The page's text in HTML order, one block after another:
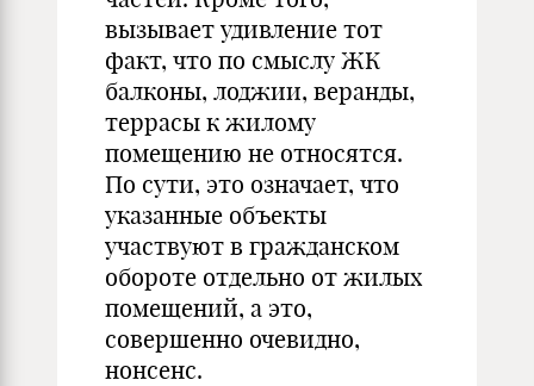
вызывает удивление тот
факт, что по смыслу ЖК
балконы, лоджии, веранды,
террасы к жилому
помещению не относятся.
По сути, это означает, что
указанные объекты
участвуют в гражданском
обороте отдельно от жилых
помещений, а это,
совершенно очевидно,
нонсенс.